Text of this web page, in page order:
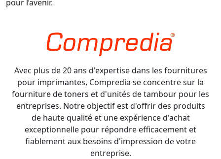
pour l’avenir.
Avec plus de 20 ans d'expertise dans les fournitures
pour imprimantes, Compredia se concentre sur la
fourniture de toners et d'unités de tambour pour les
entreprises. Notre objectif est d'offrir des produits
de haute qualité et une expérience d'achat
exceptionnelle pour répondre efficacement et
fiablement aux besoins d'impression de votre
entreprise.